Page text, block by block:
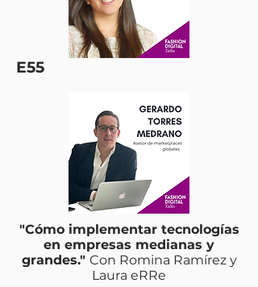
E55
"Cómo implementar tecnologías
en empresas medianas y
grandes." Con Romina Ramírez y
Laura eRRe